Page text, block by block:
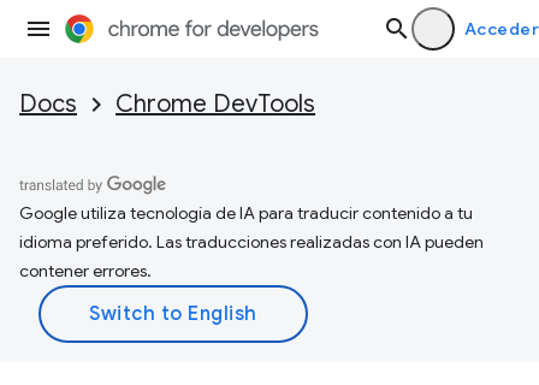
Acceder
Docs Chrome DevTools
Google utiliza tecnología de IA para traducir contenido a tu
idioma preferido. Las traducciones realizadas con IA pueden
contener errores.